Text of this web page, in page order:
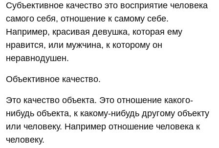
Субъективное качество это восприятие человека
самого себя, отношение к самому себе.
Например, красивая девушка, которая ему
нравится, или мужчина, к которому он
неравнодушен.
Объективное качество.
Это качество объекта. Это отношение какого-
нибудь объекта, к какому-нибудь другому объекту
или человеку. Например отношение человека к
человеку.